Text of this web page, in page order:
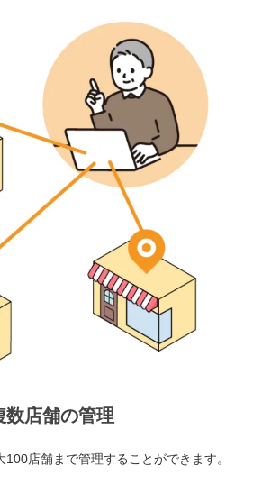
数店舗の管理
店舗まで管理することができます。